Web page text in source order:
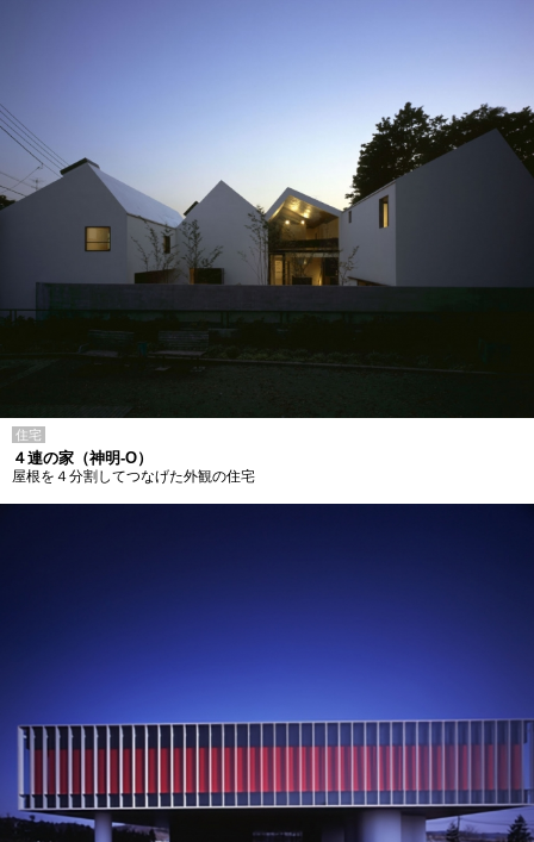
住宅
４連の家（神明-O）
屋根を４分割してつなげた外観の住宅